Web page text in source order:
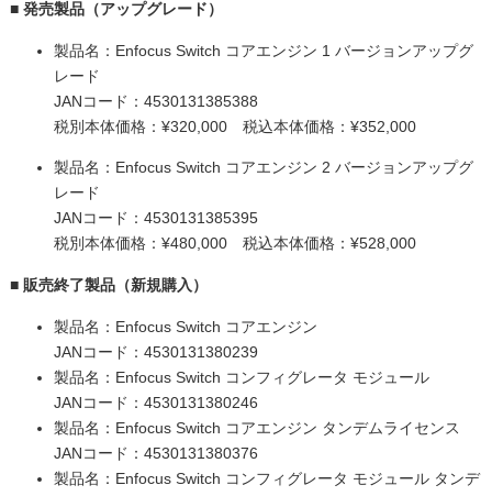
■ 発売製品（アップグレード）
製品名：Enfocus Switch コアエンジン 1 バージョンアップグ
レード
JANコード：4530131385388
税別本体価格：¥320,000 税込本体価格：¥352,000
製品名：Enfocus Switch コアエンジン 2 バージョンアップグ
レード
JANコード：4530131385395
税別本体価格：¥480,000 税込本体価格：¥528,000
■ 販売終了製品（新規購入）
製品名：Enfocus Switch コアエンジン
JANコード：4530131380239
製品名：Enfocus Switch コンフィグレータ モジュール
JANコード：4530131380246
製品名：Enfocus Switch コアエンジン タンデムライセンス
JANコード：4530131380376
製品名：Enfocus Switch コンフィグレータ モジュール タンデ